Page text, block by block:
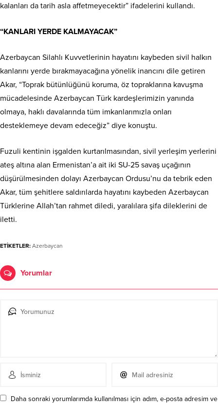
kalanları da tarih asla affetmeyecektir” ifadelerini kullandı.
“KANLARI YERDE KALMAYACAK”
Azerbaycan Silahlı Kuvvetlerinin hayatını kaybeden sivil halkın
kanlarını yerde bırakmayacağına yönelik inancını dile getiren
Akar, “Toprak bütünlüğünü koruma, öz topraklarına kavuşma
mücadelesinde Azerbaycan Türk kardeşlerimizin yanında
olmaya, haklı davalarında tüm imkanlarımızla onları
desteklemeye devam edeceğiz” diye konuştu.
Fuzuli kentinin işgalden kurtarılmasından, sivil yerleşim yerlerini
ateş altına alan Ermenistan’a ait iki SU-25 savaş uçağının
düşürülmesinden dolayı Azerbaycan Ordusu’nu da tebrik eden
Akar, tüm şehitlere saldırılarda hayatını kaybeden Azerbaycan
Türklerine Allah’tan rahmet diledi, yaralılara şifa dileklerini de
iletti.
ETİKETLER: Azerbaycan
Yorumlar
Daha sonraki yorumlarımda kullanılması için adım, e-posta adresim ve